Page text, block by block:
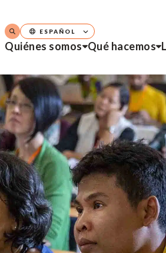
Quiénes somos Qué hacemos
ESPAÑOL